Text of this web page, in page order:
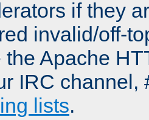
if they
invalid/off-
the Apache
IRC channel,
lists.